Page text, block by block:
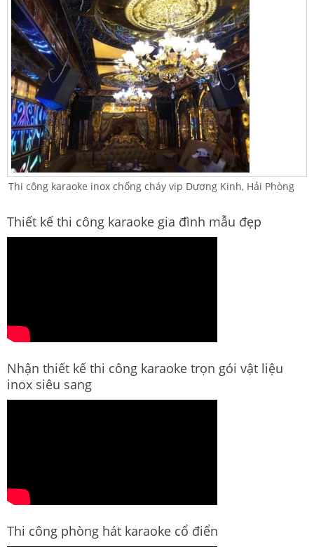
Thi công karaoke inox chống cháy vip Dương Kinh, Hải Phòng
Thiết kế thi công karaoke gia đình mẫu đẹp
Nhận thiết kế thi công karaoke trọn gói vật liệu
inox siêu sang
Thi công phòng hát karaoke cổ điển